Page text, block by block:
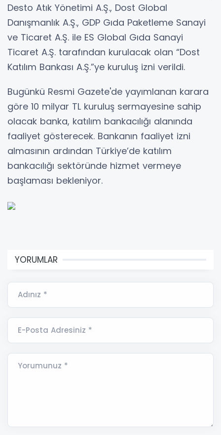
Desto Atık Yönetimi A.Ş., Dost Global
Danışmanlık A.Ş., GDP Gıda Paketleme Sanayi
ve Ticaret A.Ş. ile ES Global Gıda Sanayi
Ticaret A.Ş. tarafından kurulacak olan “Dost
Katılım Bankası A.Ş.”ye kuruluş izni verildi.
Bugünkü Resmi Gazete'de yayımlanan karara
göre 10 milyar TL kuruluş sermayesine sahip
olacak banka, katılım bankacılığı alanında
faaliyet gösterecek. Bankanın faaliyet izni
almasının ardından Türkiye’de katılım
bankacılığı sektöründe hizmet vermeye
başlaması bekleniyor.
YORUMLAR
Adınız *
E-Posta Adresiniz *
Yorumunuz *